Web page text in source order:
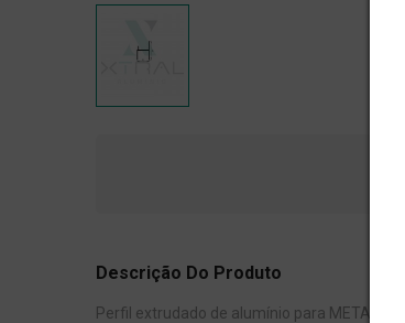
Descrição Do Produto
Perfil extrudado de alumínio para METAL